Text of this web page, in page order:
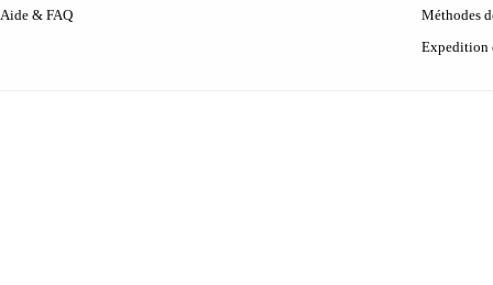
Aide & FAQ
Méthodes
Expedition